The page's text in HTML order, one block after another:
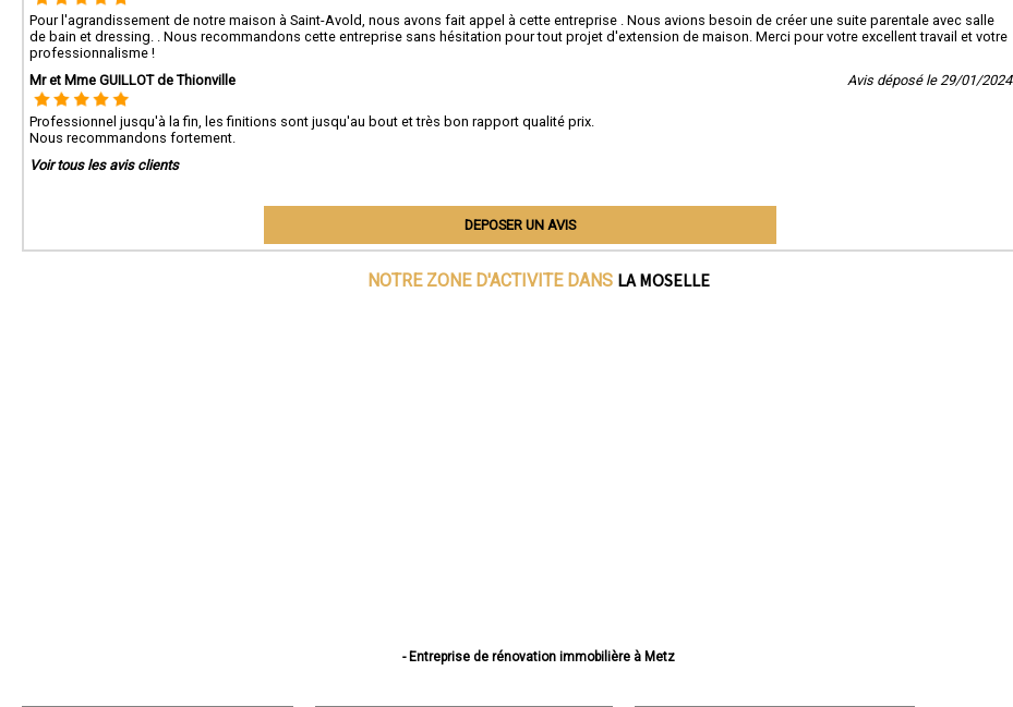
Pour l'agrandissement de notre maison à Saint-Avold, nous avons fait appel à cette entreprise . Nous avions besoin de créer une suite parentale avec salle
de bain et dressing. . Nous recommandons cette entreprise sans hésitation pour tout projet d'extension de maison. Merci pour votre excellent travail et votre
professionnalisme !
Mr et Mme GUILLOT de Thionville
Avis déposé le 29/01/2024
Professionnel jusqu'à la fin, les finitions sont jusqu'au bout et très bon rapport qualité prix.
Nous recommandons fortement.
Voir tous les avis clients
DEPOSER UN AVIS
NOTRE ZONE D'ACTIVITE DANS LA MOSELLE
- Entreprise de rénovation immobilière à Metz